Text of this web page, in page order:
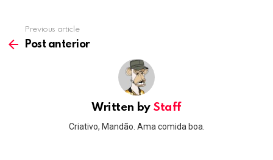
more
Previous article
Post anterior
Written by Staff
Criativo, Mandão. Ama comida boa.